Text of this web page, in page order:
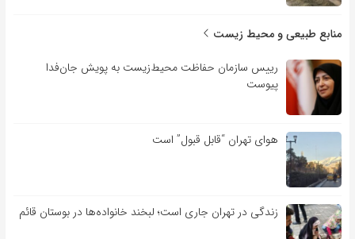
منابع طبیعی و محیط زیست
رییس سازمان حفاظت محیط‌زیست به پویش جان‌فدا
پیوست
هوای تهران “قابل قبول” است
زندگی در تهران جاری است؛ لبخند خانواده‌ها در بوستان قائم